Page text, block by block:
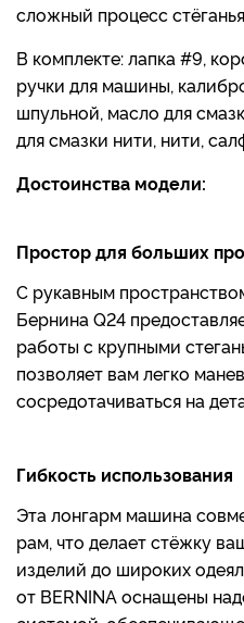
сложный процесс
В комплекте: лапка #9,
ручки для машины,
шпульной, масло для
для смазки нити, нити,
Достоинства модели:
Простор для больших
С рукавным
Бернина Q24
работы с крупными
позволяет вам легко
сосредотачиваться на
Гибкость использования
Эта лонгарм машина
рам, что делает стёжку
изделий до широких
от BERNINA оснащены